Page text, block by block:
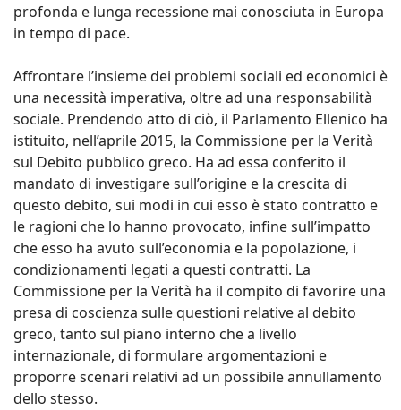
profonda e lunga recessione mai conosciuta in Europa
in tempo di pace.
Affrontare l’insieme dei problemi sociali ed economici è
una necessità imperativa, oltre ad una responsabilità
sociale. Prendendo atto di ciò, il Parlamento Ellenico ha
istituito, nell’aprile 2015, la Commissione per la Verità
sul Debito pubblico greco. Ha ad essa conferito il
mandato di investigare sull’origine e la crescita di
questo debito, sui modi in cui esso è stato contratto e
le ragioni che lo hanno provocato, infine sull’impatto
che esso ha avuto sull’economia e la popolazione, i
condizionamenti legati a questi contratti. La
Commissione per la Verità ha il compito di favorire una
presa di coscienza sulle questioni relative al debito
greco, tanto sul piano interno che a livello
internazionale, di formulare argomentazioni e
proporre scenari relativi ad un possibile annullamento
dello stesso.